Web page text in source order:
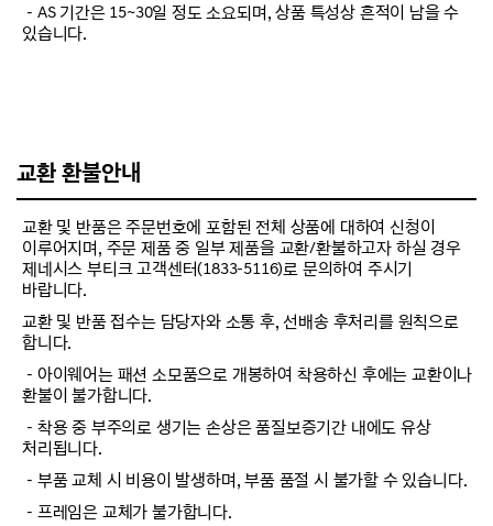
－AS 기간은 15~30일 정도 소요되며, 상품 특성상 흔적이 남을 수
있습니다.
교환 환불안내
교환 및 반품은 주문번호에 포함된 전체 상품에 대하여 신청이
이루어지며, 주문 제품 중 일부 제품을 교환/환불하고자 하실 경우
제네시스 부티크 고객센터(1833-5116)로 문의하여 주시기
바랍니다.
교환 및 반품 접수는 담당자와 소통 후, 선배송 후처리를 원칙으로
합니다.
－아이웨어는 패션 소모품으로 개봉하여 착용하신 후에는 교환이나
환불이 불가합니다.
－착용 중 부주의로 생기는 손상은 품질보증기간 내에도 유상
처리됩니다.
－부품 교체 시 비용이 발생하며, 부품 품절 시 불가할 수 있습니다.
－프레임은 교체가 불가합니다.